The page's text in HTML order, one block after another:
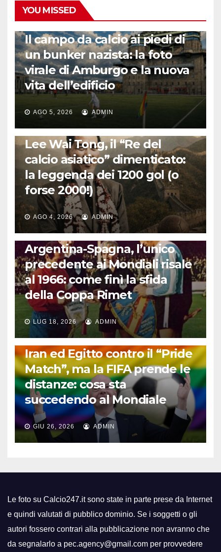
YOU MISSED
Il campo da calcio ai piedi di
un bunker nazista: la foto
virale di Amburgo e la nuova
vita dell’edificio
AGO 5, 2026 ADMIN
LA STORIA DEL CALCIO
Lee Wai Tong, il “Re del
calcio asiatico” dimenticato:
la leggenda dei 1200 gol (o
forse 2000!)
AGO 4, 2026 ADMIN
CALCIO INTERNAZIONALE
Argentina-Spagna, l’unico
precedente ai Mondiali risale
al 1966: come finì la sfida
della Coppa Rimet
LUG 18, 2026 ADMIN
FUORI DAL CAMPO: CALCIO, GOSSIP E NON SOLO
Iran ed Egitto contro il “Pride
Match”, ma la FIFA prende le
distanze: cosa sta
succedendo al Mondiale
GIU 26, 2026 ADMIN
Le foto su Calcio247.it sono state in parte prese da Internet
e quindi valutati di pubblico dominio. Se i soggetti o gli
autori fossero contrari alla pubblicazione non avranno che
da segnalarlo a pec.agency@gmail.com per provvedere